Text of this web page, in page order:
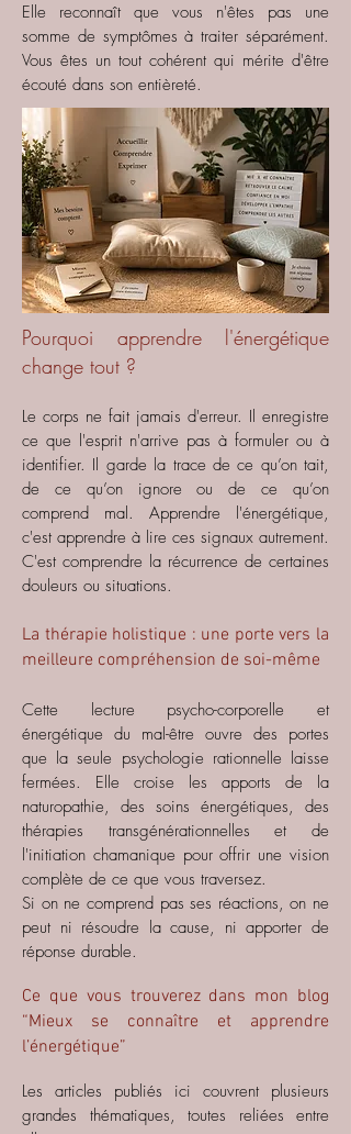
Elle reconnaît que vous n'êtes pas une
somme de symptômes à traiter séparément.
Vous êtes un tout cohérent qui mérite d'être
écouté dans son entièreté.
Pourquoi apprendre l'énergétique
change tout ?
Le corps ne fait jamais d'erreur. Il enregistre
ce que l'esprit n'arrive pas à formuler ou à
identifier. Il garde la trace de ce qu’on tait,
de ce qu’on ignore ou de ce qu’on
comprend mal. Apprendre l'énergétique,
c'est apprendre à lire ces signaux autrement.
C'est comprendre la récurrence de certaines
douleurs ou situations.
La thérapie holistique : une porte vers la
meilleure compréhension de soi-même
Cette lecture psycho-corporelle et
énergétique du mal-être ouvre des portes
que la seule psychologie rationnelle laisse
fermées. Elle croise les apports de la
naturopathie, des soins énergétiques, des
thérapies transgénérationnelles et de
l'initiation chamanique pour offrir une vision
complète de ce que vous traversez.
Si on ne comprend pas ses réactions, on ne
peut ni résoudre la cause, ni apporter de
réponse durable.
Ce que vous trouverez dans mon blog
“Mieux se connaître et apprendre
l’énergétique”
Les articles publiés ici couvrent plusieurs
grandes thématiques, toutes reliées entre